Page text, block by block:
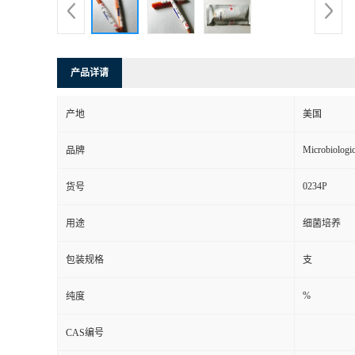
产品详请
产地 美国
品牌
货号 0234P
用途 细菌培养
包装规格 支
纯度 %
CAS编号